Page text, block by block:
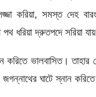
করিয়া, সমস্ত দেহ
ধরিয়া দ্রুতপদে সরিয়া
করিতে ভালবাসিত। তাহার
জগন্নাথের ঘাটে স্নান